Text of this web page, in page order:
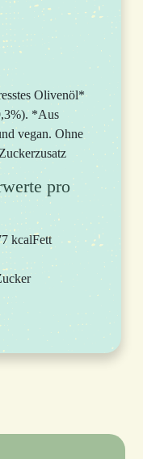
Olivenöl*
*Aus
vegan. Ohne
pro
kcalFett